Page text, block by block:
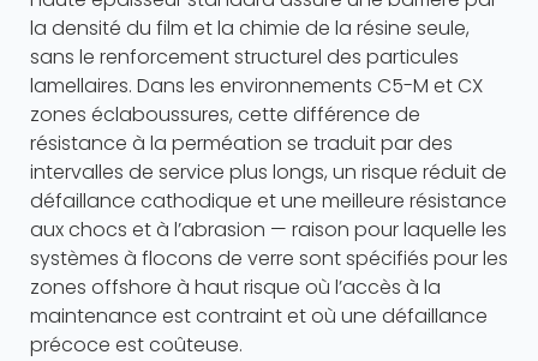
la densité du film et la chimie de la résine seule,
sans le renforcement structurel des particules
lamellaires. Dans les environnements C5-M et CX
zones éclaboussures, cette différence de
résistance à la perméation se traduit par des
intervalles de service plus longs, un risque réduit de
défaillance cathodique et une meilleure résistance
aux chocs et à l’abrasion — raison pour laquelle les
systèmes à flocons de verre sont spécifiés pour les
zones offshore à haut risque où l’accès à la
maintenance est contraint et où une défaillance
précoce est coûteuse.